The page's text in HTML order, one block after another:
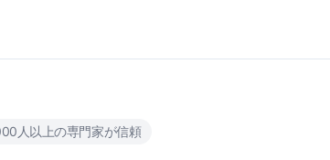
人以上の専門家が信頼